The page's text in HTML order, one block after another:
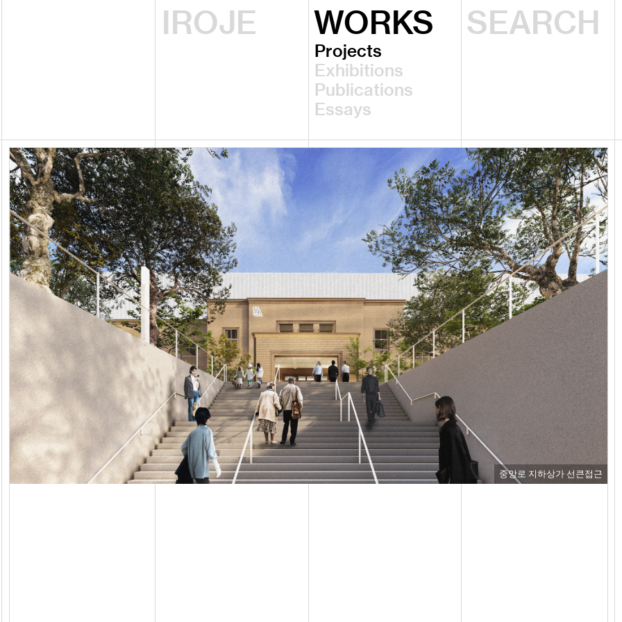
IROJE WORKS
Projects
Exhibitions
Publications
Essays
중앙로 지하상가 선큰접근